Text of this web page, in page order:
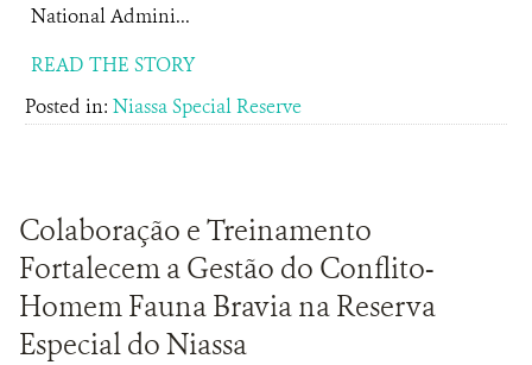
National Admini...
READ THE STORY
Posted in: Niassa Special Reserve
Colaboração e Treinamento
Fortalecem a Gestão do Conflito-
Homem Fauna Bravia na Reserva
Especial do Niassa